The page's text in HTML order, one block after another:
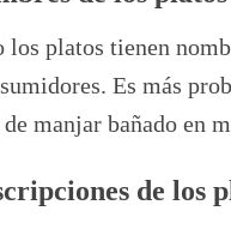
los platos tienen
Es más
manjar bañado en
de los